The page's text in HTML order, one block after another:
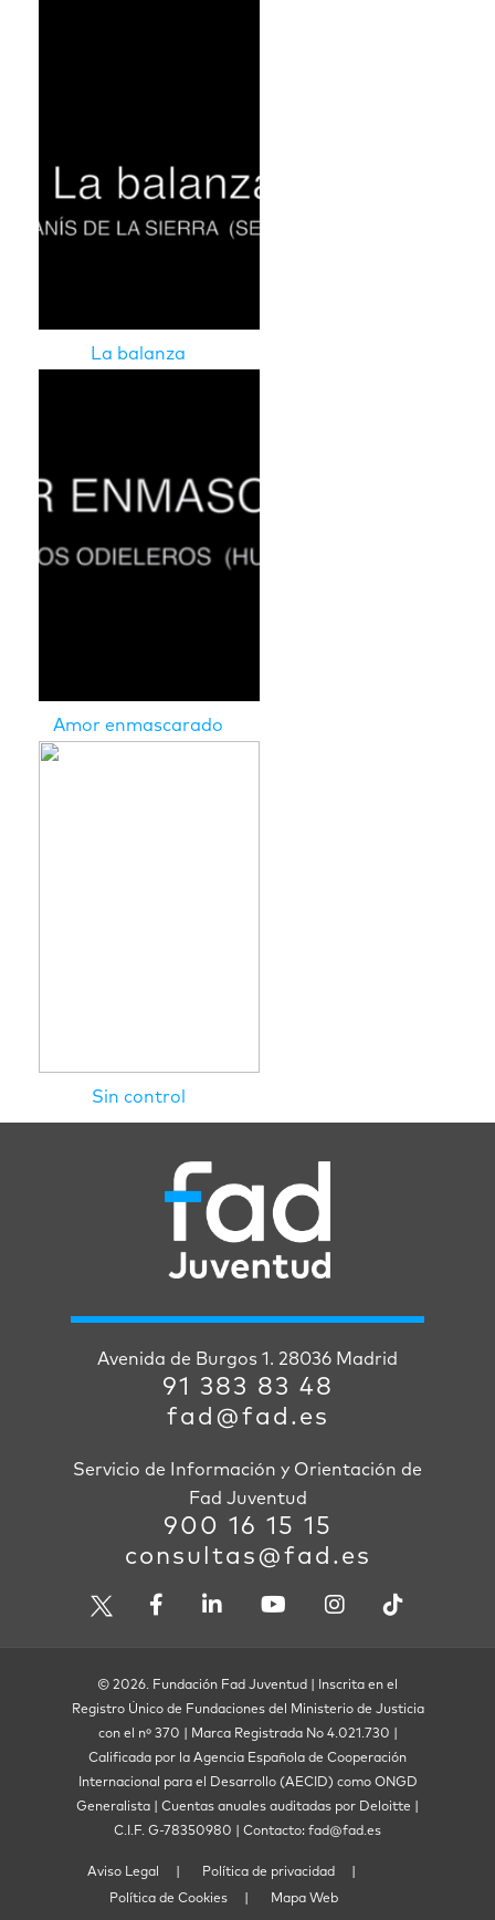
La balanza
Amor enmascarado
Sin control
Avenida de Burgos 1. 28036 Madrid
91 383 83 48
fad@fad.es
Servicio de Información y Orientación de
Fad Juventud
900 16 15 15
consultas@fad.es
© 2026. Fundación Fad Juventud | Inscrita en el
Registro Único de Fundaciones del Ministerio de Justicia
con el nº 370 | Marca Registrada No 4.021.730 |
Calificada por la Agencia Española de Cooperación
Internacional para el Desarrollo (AECID) como ONGD
Generalista | Cuentas anuales auditadas por Deloitte |
C.I.F. G-78350980 | Contacto: fad@fad.es
Aviso Legal
Política de privacidad
Política de Cookies
Mapa Web